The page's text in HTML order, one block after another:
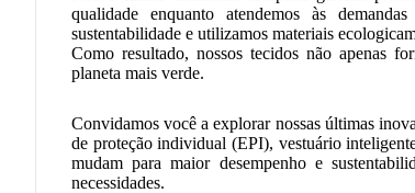
qualidade enquanto atendemos às
sustentabilidade e utilizamos materiais
Como resultado, nossos tecidos não apenas
planeta mais verde.
Convidamos você a explorar nossas últimas
de proteção individual (EPI), vestuário
mudam para maior desempenho e
necessidades.